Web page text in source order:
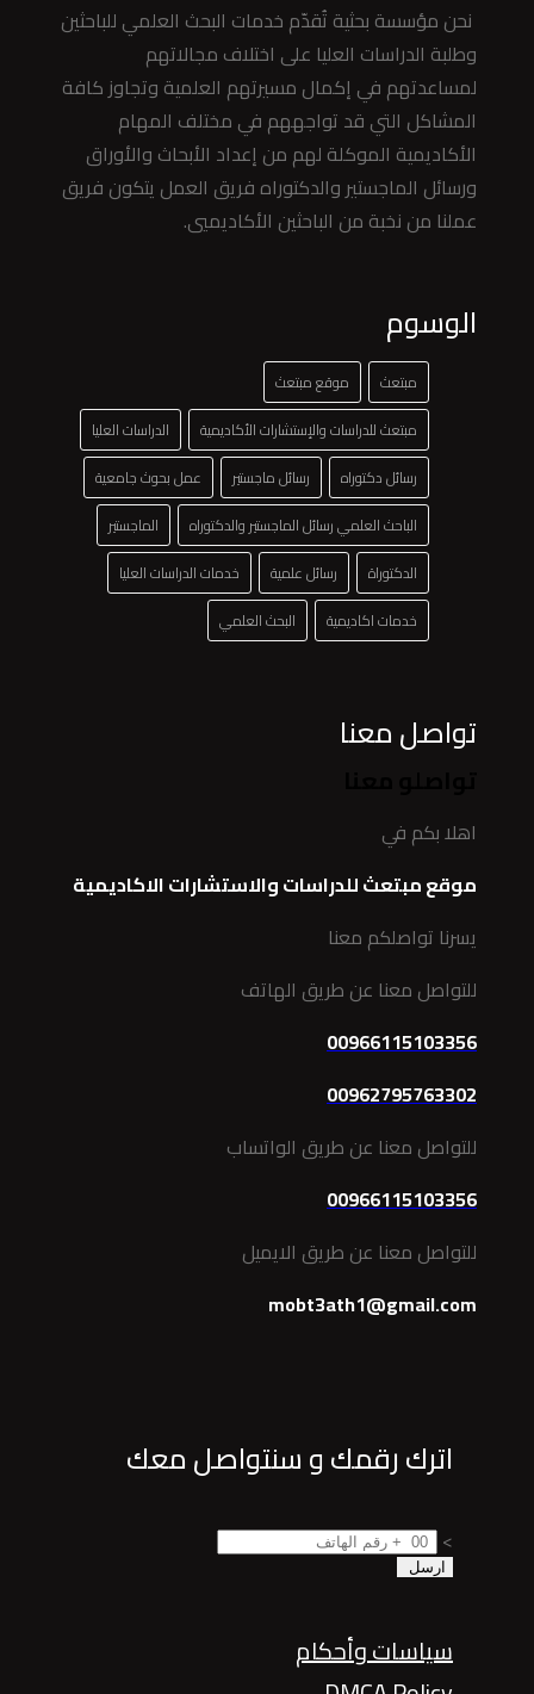
نحن مؤسسة بحثية تُقدّم خدمات البحث العلمي للباحثين
وطلبة الدراسات العليا على اختلاف مجالاتهم
لمساعدتهم في إكمال مسيرتهم العلمية وتجاوز كافة
المشاكل التي قد تواجههم في مختلف المهام
الأكاديمية الموكلة لهم من إعداد الأبحاث والأوراق
ورسائل الماجستير والدكتوراه فريق العمل يتكون فريق
عملنا من نخبة من الباحثين الأكاديميي.
الوسوم
مبتعث
موقع مبتعث
مبتعث للدراسات والإستشارات الأكاديمية
الدراسات العليا
رسائل دكتوراه
رسائل ماجستير
عمل بحوث جامعية
الباحث العلمي رسائل الماجستير والدكتوراه
الماجستير
الدكتوراة
رسائل علمية
خدمات الدراسات العليا
خدمات اكاديمية
البحث العلمي
تواصل معنا
اهلا بكم في
موقع مبتعث للدراسات والاستشارات الاكاديمية
يسرنا تواصلكم معنا
للتواصل معنا عن طريق الهاتف
00966115103356
00962795763302
للتواصل معنا عن طريق الواتساب
00966115103356
للتواصل معنا عن طريق الايميل
mobt3ath1@gmail.com
اترك رقمك و سنتواصل معك
>
سياسات وأحكام